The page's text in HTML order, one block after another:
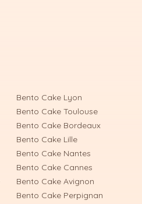
Bento Cake Lyon
Bento Cake Toulouse
Bento Cake Bordeaux
Bento Cake Lille
Bento Cake Nantes
Bento Cake Cannes
Bento Cake Avignon
Bento Cake Perpignan